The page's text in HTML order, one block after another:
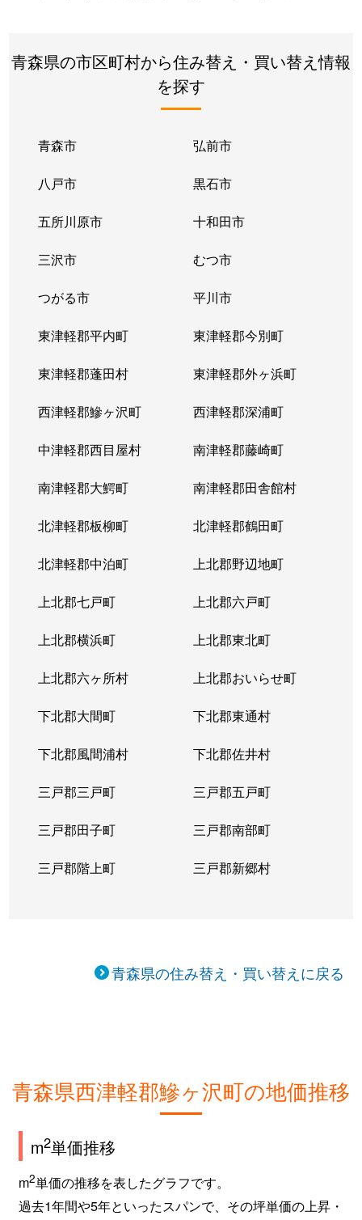
青森県の市区町村から住み替え・買い替え情報
を探す
青森市 弘前市
八戸市 黒石市
五所川原市 十和田市
三沢市 むつ市
つがる市 平川市
東津軽郡平内町 東津軽郡今別町
東津軽郡蓬田村 東津軽郡外ヶ浜町
西津軽郡鰺ヶ沢町 西津軽郡深浦町
中津軽郡西目屋村 南津軽郡藤崎町
南津軽郡大鰐町 南津軽郡田舎館村
北津軽郡板柳町 北津軽郡鶴田町
北津軽郡中泊町 上北郡野辺地町
上北郡七戸町 上北郡六戸町
上北郡横浜町 上北郡東北町
上北郡六ヶ所村 上北郡おいらせ町
下北郡大間町 下北郡東通村
下北郡風間浦村 下北郡佐井村
三戸郡三戸町 三戸郡五戸町
三戸郡田子町 三戸郡南部町
三戸郡階上町 三戸郡新郷村
青森県の住み替え・買い替えに戻る
青森県西津軽郡鰺ヶ沢町の地価推移
m2単価推移
m2単価の推移を表したグラフです。
過去1年間や5年といったスパンで、その坪単価の上昇・